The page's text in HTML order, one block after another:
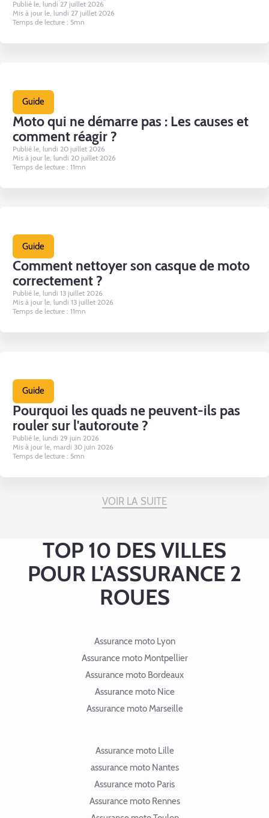
Publié le, lundi 27 juillet 2026
Mis à jour le, lundi 27 juillet 2026
Temps de lecture : 5mn
Guide
Moto qui ne démarre pas : Les causes et
comment réagir ?
Publié le, lundi 20 juillet 2026
Mis à jour le, lundi 20 juillet 2026
Temps de lecture : 11mn
Guide
Comment nettoyer son casque de moto
correctement ?
Publié le, lundi 13 juillet 2026
Mis à jour le, lundi 13 juillet 2026
Temps de lecture : 11mn
Guide
Pourquoi les quads ne peuvent-ils pas
rouler sur l'autoroute ?
Publié le, lundi 29 juin 2026
Mis à jour le, mardi 30 juin 2026
Temps de lecture : 5mn
VOIR LA SUITE
TOP 10 DES VILLES
POUR L'ASSURANCE 2
ROUES
Assurance moto Lyon
Assurance moto Montpellier
Assurance moto Bordeaux
Assurance moto Nice
Assurance moto Marseille
Assurance moto Lille
assurance moto Nantes
Assurance moto Paris
Assurance moto Rennes